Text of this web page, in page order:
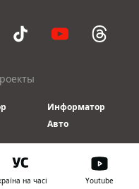
Информатор
Авто
на часі Youtube